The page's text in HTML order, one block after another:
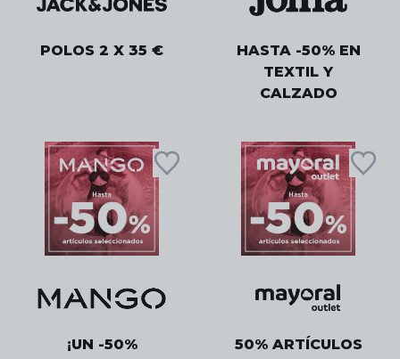
POLOS 2 X 35 €
HASTA -50% EN
TEXTIL Y
CALZADO
¡UN -50%
50% ARTÍCULOS